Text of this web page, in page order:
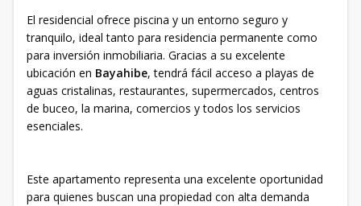
El residencial ofrece piscina y un entorno seguro y
tranquilo, ideal tanto para residencia permanente como
para inversión inmobiliaria. Gracias a su excelente
ubicación en Bayahibe, tendrá fácil acceso a playas de
aguas cristalinas, restaurantes, supermercados, centros
de buceo, la marina, comercios y todos los servicios
esenciales.
Este apartamento representa una excelente oportunidad
para quienes buscan una propiedad con alta demanda